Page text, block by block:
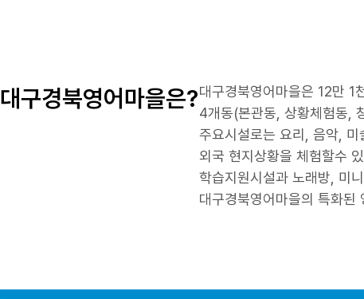
대구경북영어마을은?대구경북영어마을은 12만
4개동(본관동, 상황체험동,
주요시설로는 요리, 음악,
외국 현지상황을 체험할수
학습지원시설과 노래방, 미
대구경북영어마을의 특화